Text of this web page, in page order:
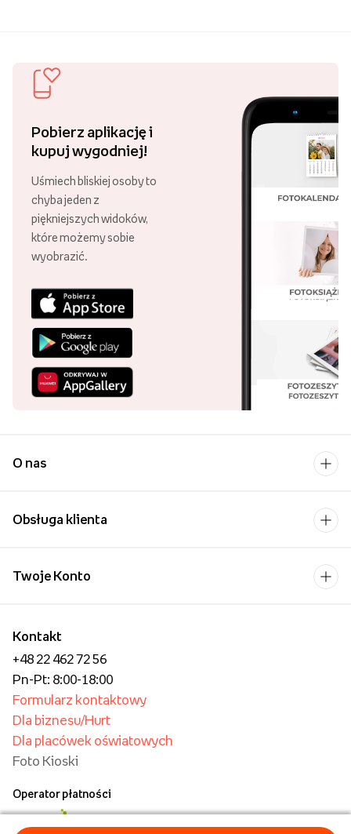
Pobierz aplikację i
kupuj wygodniej!
Uśmiech bliskiej osoby to
chyba jeden z
piękniejszych widoków,
które możemy sobie
wyobrazić.
O nas
Obsługa klienta
Kontakt
+48 22 462 72 56
Pn-Pt: 8:00-18:00
Formularz kontaktowy
Dla biznesu/Hurt
Dla placówek oświatowych
Foto Kioski
Operator płatności
Twoje Konto